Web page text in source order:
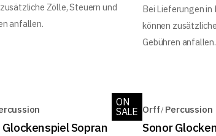
Zölle, Steuern und
anfallen.
Bei Lieferungen in
können
Gebühren anfallen.
Glockenspiel Sopran
ON
SALE Orff Percussion
Sonor